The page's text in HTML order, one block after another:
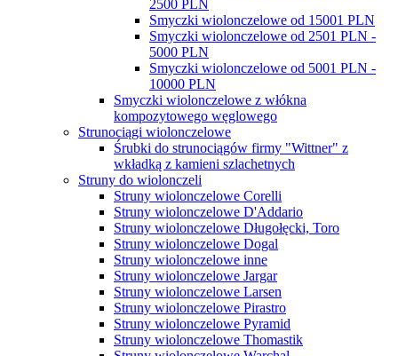
2500 PLN
Smyczki wiolonczelowe od 15001 PLN
Smyczki wiolonczelowe od 2501 PLN -
5000 PLN
Smyczki wiolonczelowe od 5001 PLN -
10000 PLN
Smyczki wiolonczelowe z włókna
kompozytowego węglowego
Strunociągi wiolonczelowe
Śrubki do strunociągów firmy "Wittner" z
wkładką z kamieni szlachetnych
Struny do wiolonczeli
Struny wiolonczelowe Corelli
Struny wiolonczelowe D'Addario
Struny wiolonczelowe Długołęcki, Toro
Struny wiolonczelowe Dogal
Struny wiolonczelowe inne
Struny wiolonczelowe Jargar
Struny wiolonczelowe Larsen
Struny wiolonczelowe Pirastro
Struny wiolonczelowe Pyramid
Struny wiolonczelowe Thomastik